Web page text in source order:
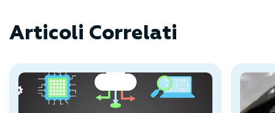
Articoli Correlati